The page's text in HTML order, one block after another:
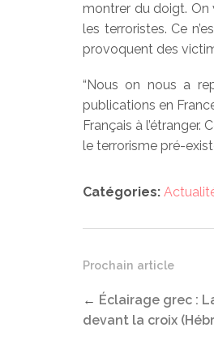
montrer du doigt. On
les terroristes. Ce
provoquent des
“Nous on nous a
publications en
Français à l’étranger.
le terrorisme pré-
Catégories:
Prochain article
← Éclairage grec :
devant la croix